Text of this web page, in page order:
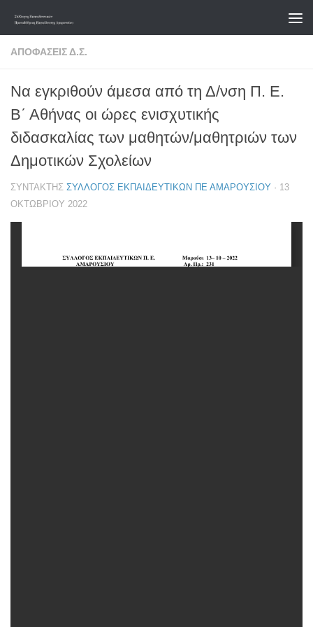
Skip to content
ΑΠΟΦΆΣΕΙΣ Δ.Σ.
Να εγκριθούν άμεσα από τη Δ/νση Π. Ε.
Β΄ Αθήνας οι ώρες ενισχυτικής
διδασκαλίας των μαθητών/μαθητριών των
Δημοτικών Σχολείων
ΣΥΝΤΆΚΤΗΣ ΣΎΛΛΟΓΟΣ ΕΚΠΑΙΔΕΥΤΙΚΏΝ ΠΕ ΑΜΑΡΟΥΣΊΟΥ · 13
ΟΚΤΩΒΡΊΟΥ 2022